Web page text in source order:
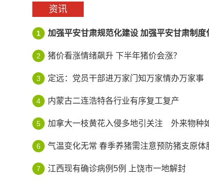
资讯
1 加强平安甘肃规范化建设 加强平安甘肃制度
2 猪价看涨情绪飙升 下半年猪价会涨？
3 定远：党员干部进万家门知万家情办万家事
4 内蒙古二连浩特各行业有序复工复产
5 加拿大一枝黄花入侵多地引关注 外来物种如何
6 气温变化无常 春季养猪需注意预防猪支原体
7 江西现有确诊病例5例 上饶市一地解封